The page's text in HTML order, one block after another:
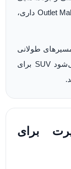
مثل Palm Jumeirah، Abu Dhabi، صحرا یا Outlet Mall داری،
طولانی
و حس امنیت بیشتر در بزرگراه‌ها باعث می‌شود SUV برای
برای